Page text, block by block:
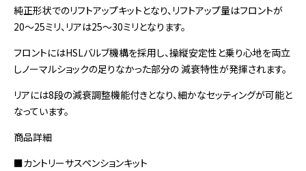
純正形状でのリフトアップキットとなり、リフトアップ量はフロントが
20～25ミリ、リアは25～30ミリとなります。
フロントにはHSLバルブ機構を採用し、操縦安定性と乗り心地を両立
しノーマルショックの足りなかった部分の 減衰特性が発揮されます。
リアには8段の減衰調整機能付きとなり、細かなセッティングが可能と
なっています。
商品詳細
■カントリーサスペンションキット